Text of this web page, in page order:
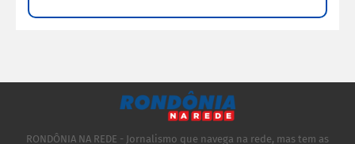
RONDÔNIA NA REDE - Jornalismo que navega na rede, mas tem as